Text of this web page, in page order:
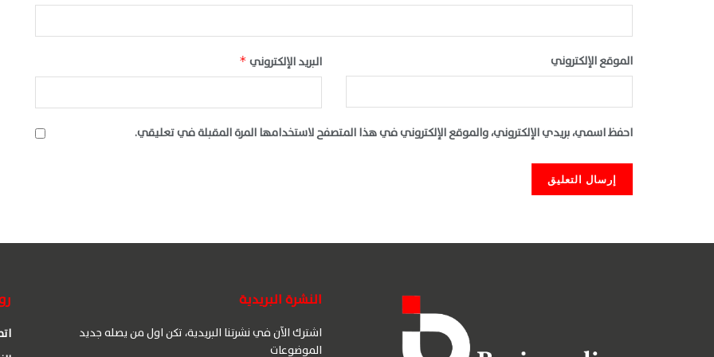
البريد الإلكتروني * الموقع الإلكتروني
احفظ اسمي، بريدي الإلكتروني، والموقع الإلكتروني في هذا المتصفح لاستخدامها المرة المقبلة في تعليقي.
النشرة البريدية
اشترك الآن في نشرتنا البريدية، تكن اول من يصله جديد
الموضوعات